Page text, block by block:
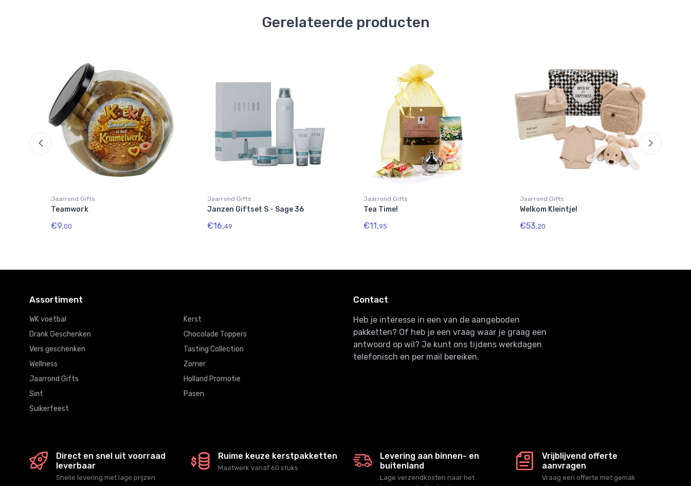
Gerelateerde producten
Jaarrond Gifts
Teamwork
€9,00
Jaarrond Gifts
Janzen Giftset S - Sage 36
€16,49
Jaarrond Gifts
Tea Time!
€11,95
Jaarrond Gifts
Welkom Kleintje!
€53,20
Assortiment
WK voetbal
Kerst
Drank Geschenken
Chocolade Toppers
Vers geschenken
Tasting Collection
Wellness
Zomer
Jaarrond Gifts
Holland Promotie
Sint
Pasen
Suikerfeest
Contact
Heb je interesse in een van de aangeboden
pakketten? Of heb je een vraag waar je graag een
antwoord op wil? Je kunt ons tijdens werkdagen
telefonisch en per mail bereiken.
Direct en snel uit voorraad
leverbaar
Snelle levering met lage prijzen
Ruime keuze kerstpakketten
Maatwerk vanaf 60 stuks
Levering aan binnen- en
buitenland
Lage verzendkosten naar het
Vrijblijvend offerte
aanvragen
Vraag een offerte met gemak